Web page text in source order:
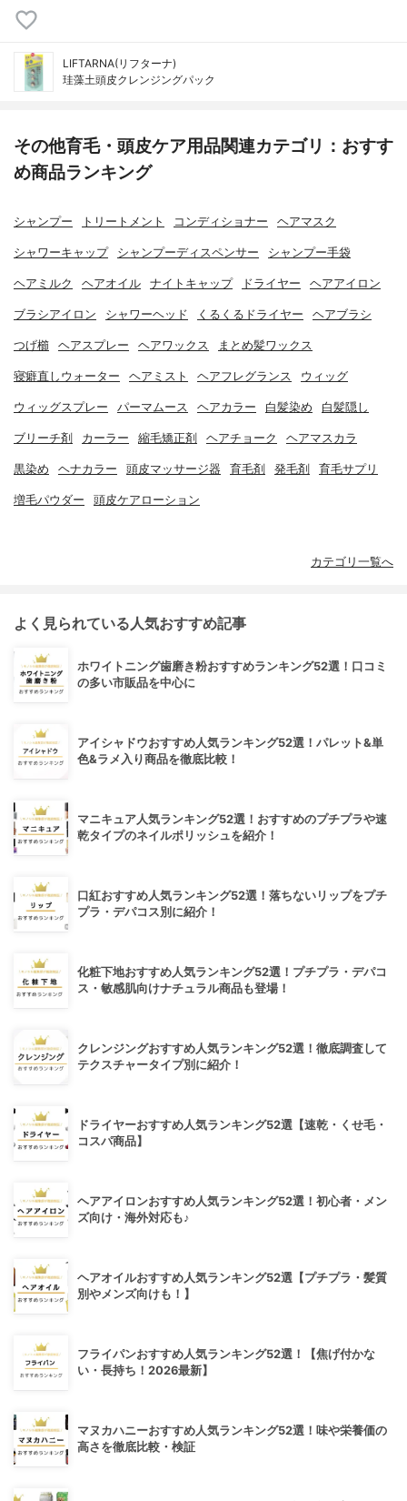
LIFTARNA(リフターナ)
珪藻土頭皮クレンジングパック
その他育毛・頭皮ケア用品関連カテゴリ：おすす
め商品ランキング
シャンプー トリートメント コンディショナー ヘアマスク
シャワーキャップ シャンプーディスペンサー シャンプー手袋
ヘアミルク ヘアオイル ナイトキャップ ドライヤー ヘアアイロン
ブラシアイロン シャワーヘッド くるくるドライヤー ヘアブラシ
つげ櫛 ヘアスプレー ヘアワックス まとめ髪ワックス
寝癖直しウォーター ヘアミスト ヘアフレグランス ウィッグ
ウィッグスプレー パーマムース ヘアカラー 白髪染め 白髪隠し
ブリーチ剤 カーラー 縮毛矯正剤 ヘアチョーク ヘアマスカラ
黒染め ヘナカラー 頭皮マッサージ器 育毛剤 発毛剤 育毛サプリ
増毛パウダー 頭皮ケアローション
カテゴリ一覧へ
よく見られている人気おすすめ記事
ホワイトニング歯磨き粉おすすめランキング52選！口コミ
の多い市販品を中心に
アイシャドウおすすめ人気ランキング52選！パレット&単
色&ラメ入り商品を徹底比較！
マニキュア人気ランキング52選！おすすめのプチプラや速
乾タイプのネイルポリッシュを紹介！
口紅おすすめ人気ランキング52選！落ちないリップをプチ
プラ・デパコス別に紹介！
化粧下地おすすめ人気ランキング52選！プチプラ・デパコ
ス・敏感肌向けナチュラル商品も登場！
クレンジングおすすめ人気ランキング52選！徹底調査して
テクスチャータイプ別に紹介！
ドライヤーおすすめ人気ランキング52選【速乾・くせ毛・
コスパ商品】
ヘアアイロンおすすめ人気ランキング52選！初心者・メン
ズ向け・海外対応も♪
ヘアオイルおすすめ人気ランキング52選【プチプラ・髪質
別やメンズ向けも！】
フライパンおすすめ人気ランキング52選！【焦げ付かな
い・長持ち！2026最新】
マヌカハニーおすすめ人気ランキング52選！味や栄養価の
高さを徹底比較・検証